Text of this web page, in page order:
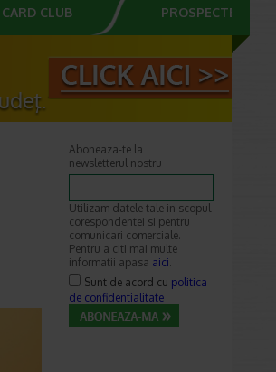
CARD CLUB PROSPECTE
Aboneaza-te la
newsletterul nostru
Utilizam datele tale in scopul
corespondentei si pentru
comunicari comerciale.
Pentru a citi mai multe
informatii apasa aici.
Sunt de acord cu politica
de confidentialitate